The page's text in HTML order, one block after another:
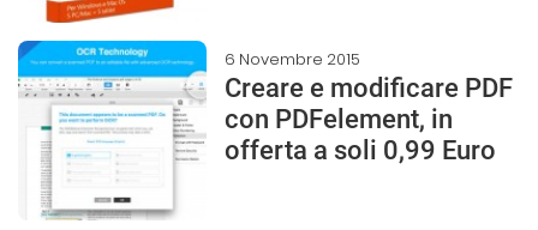
6 Novembre 2015
Creare e modificare PDF
con PDFelement, in
offerta a soli 0,99 Euro